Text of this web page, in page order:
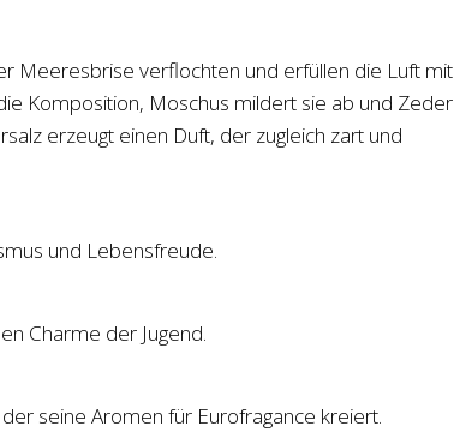
Meeresbrise verflochten und erfüllen die Luft mit
Komposition, Moschus mildert sie ab und Zeder
erzeugt einen Duft, der zugleich zart und
und Lebensfreude.
Charme der Jugend.
seine Aromen für Eurofragance kreiert.